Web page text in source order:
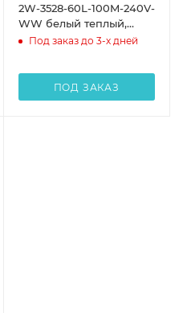
2W-3528-60L-100M-240V-
WW белый теплый,
6*9мм
Под заказ до 3-х дней
ПОД ЗАКАЗ